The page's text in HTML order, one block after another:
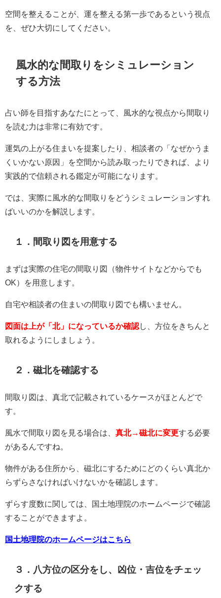
空間を整えることが、運を整える第一歩であるという視点
を、ぜひ大切にしてください。
風水的な間取りをシミュレーション
する方法
占い師を目指すあなたにとって、風水的な視点から間取り
を読む力は非常に有効です。
運気の上がる住まいを提案したり、相談者の「なぜかうま
くいかない原因」を空間から読み取ったりできれば、より
実践的で信頼される鑑定が可能になります。
では、実際に風水的な間取りをどうシミュレーションすれ
ばいいのかを解説します。
１．間取り図を用意する
まずは実際の住宅の間取り図（物件サイトなどからでも
OK）を用意します。
自宅や相談者の住まいの間取り図でも構いません。
図面は上が「北」になっているか確認し、方位をきちんと
取れるようにしましょう。
２．磁北を確認する
間取り図は、真北で記載されているケースがほとんどで
す。
風水で間取り図を見る場合は、 真北→磁北に変更する必要
があるんですね。
物件がある住所から、磁北にするためにどのくらい真北か
らずらさなければいけないかを確認します。
ずらす度数に関しては、国土地理院のホームページで確認
することができますよ。
国土地理院のホームページはこちら
３．八方位の区分をし、凶位・吉位をチェッ
クする